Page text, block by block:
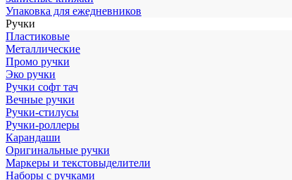
Упаковка для ежедневников
Ручки
Пластиковые
Металлические
Промо ручки
Эко ручки
Ручки софт тач
Вечные ручки
Ручки-стилусы
Ручки-роллеры
Карандаши
Оригинальные ручки
Маркеры и текстовыделители
Наборы с ручками